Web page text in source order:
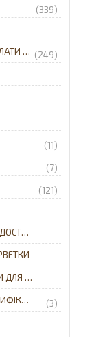
(339)
ЯКІСНІ МАХРОВІ ХАЛАТИ ДЛЯ ВСІЄЇ РОДИНИ З ДОСТАВКОЮ ПО УКРАЇНІ. (249)
(11)
(7)
(121)
ДОМАШНІЙ ОДЯГ З ДОСТАВКОЮ ПО УКРАЇНІ.
ПОШТОВІ СКРИНЬКИ ДЛЯ ПРИВАТНОГО БУДИНКУ З ДОСТАВКОЮ ПО УКРАЇНІ.
ПОДАРУНКОВІ СЕРТИФІКАТИ (3)